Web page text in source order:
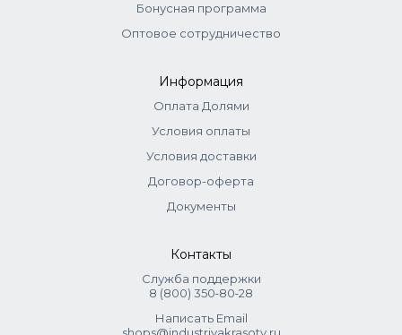
Бонусная программа
Оптовое сотрудничество
Информация
Оплата Долями
Условия оплаты
Условия доставки
Договор-оферта
Документы
Контакты
Служба поддержки
8 (800) 350‑80‑28
Написать Email